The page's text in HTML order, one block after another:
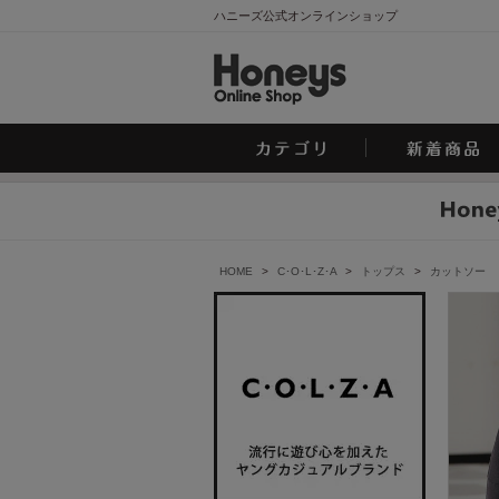
ハニーズ公式オンラインショップ
HOME > C･O･L･Z･A > トップス > カットソー